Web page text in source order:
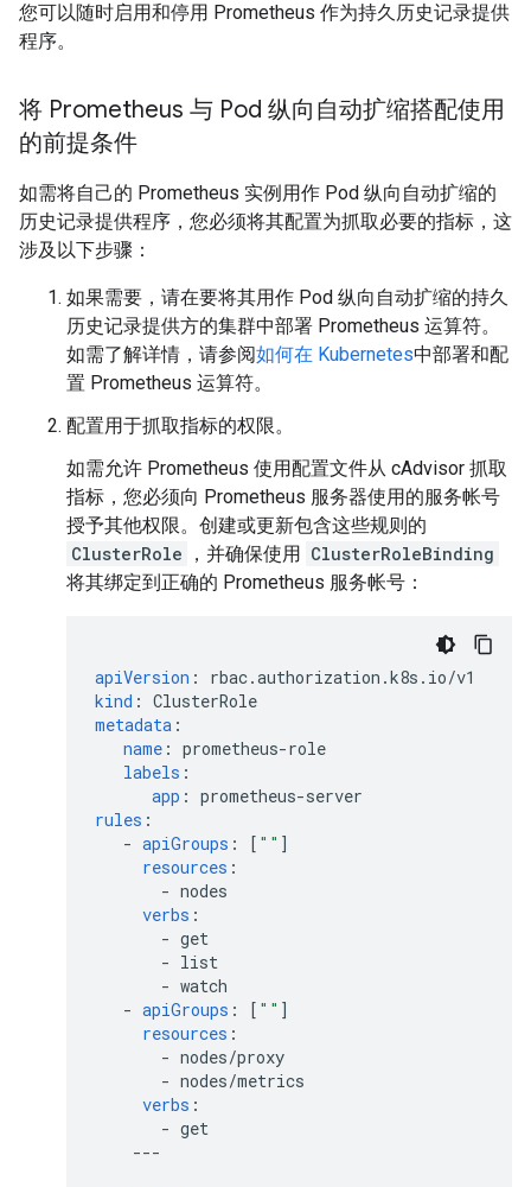
您可以随时启用和停用 Prometheus 作为持久历史记录提供
程序。
将 Prometheus 与 Pod 纵向自动扩缩搭配使用
的前提条件
如需将自己的 Prometheus 实例用作 Pod 纵向自动扩缩的
历史记录提供程序，您必须将其配置为抓取必要的指标，这
涉及以下步骤：
如果需要，请在要将其用作 Pod 纵向自动扩缩的持久
历史记录提供方的集群中部署 Prometheus 运算符。
如需了解详情，请参阅如何在 Kubernetes中部署和配
置 Prometheus 运算符。
配置用于抓取指标的权限。
如需允许 Prometheus 使用配置文件从 cAdvisor 抓取
指标，您必须向 Prometheus 服务器使用的服务帐号
授予其他权限。创建或更新包含这些规则的
ClusterRole
，并确保使用 ClusterRoleBinding
将其绑定到正确的 Prometheus 服务帐号：
apiVersion :
rbac.authorization.k8s.io/v1
kind : ClusterRole
metadata :
name : prometheus-role
labels :
app : prometheus-server
rules :
- apiGroups : [ "" ]
resources :
- nodes
verbs :
- get
- list
- watch
- apiGroups : [ "" ]
resources :
- nodes/proxy
- nodes/metrics
verbs :
- get
---